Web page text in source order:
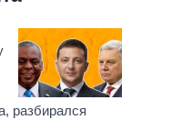
разбирался